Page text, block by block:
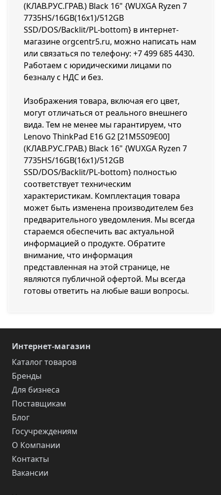
(КЛАВ.РУС.ГРАВ.) Black 16" {WUXGA Ryzen 7
7735HS/16GB(16x1)/512GB
SSD/DOS/Backlit/PL-bottom} в интернет-
магазине orgcentr5.ru, можно написать нам
или связаться по телефону: +7 499 685 4430.
Работаем с юридическими лицами по
безналу с НДС и без.
Изображения товара, включая его цвет,
могут отличаться от реального внешнего
вида. Тем не менее мы гарантируем, что
Lenovo ThinkPad E16 G2 [21M5S09E00]
(КЛАВ.РУС.ГРАВ.) Black 16" {WUXGA Ryzen 7
7735HS/16GB(16x1)/512GB
SSD/DOS/Backlit/PL-bottom} полностью
соответствует техническим
характеристикам. Комплектация товара
может быть изменена производителем без
предварительного уведомления. Мы всегда
стараемся обеспечить вас актуальной
информацией о продукте. Обратите
внимание, что информация
представленная на этой странице, не
являются публичной офертой. Мы всегда
готовы ответить на любые ваши вопросы.
Интернет-магазин
Каталог товаров
Бренды
Для бизнеса
Поставщикам
Блог
Госучреждениям
О Компании
Контакты
Вакансии